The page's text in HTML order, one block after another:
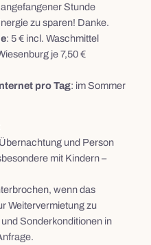
Stunde
zu sparen! Danke.
: 5 € incl. Waschmittel
je 7,50 €
pro Tag: im Sommer
und Person
mit Kindern –
wenn das
Weitervermietung zu
Sonderkonditionen in